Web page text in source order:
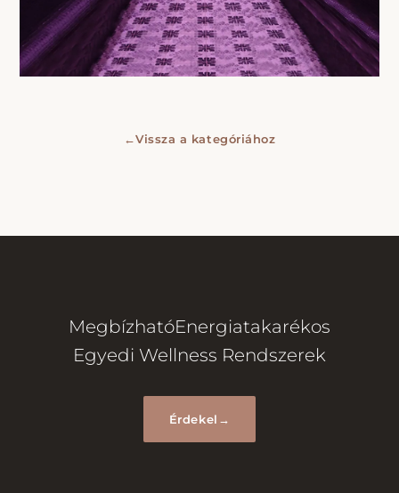
←Vissza a kategóriához
MegbízhatóEnergiatakarékos
Egyedi Wellness Rendszerek
Érdekel →